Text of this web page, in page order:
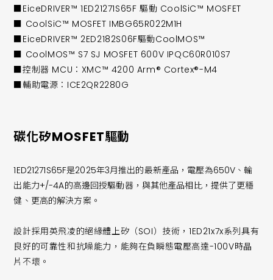
■EiceDRIVER™ 1ED21271S65F 驅動 CoolSiC™ MOSFET
■ CoolSiC™ MOSFET IMBG65R022M1H
■EiceDRIVER™ 2ED2182S06F驅動CoolMOS™
■ CoolMOS™ S7 SJ MOSFET 600V IPQC60R010S7
■控制器 MCU：XMC™ 4200 Arm® Cortex®-M4
■輔助電源：ICE2QR2280G
碳化矽MOSFET驅動
1ED21271S65F是2025年3月推出的最新產品，電壓為650V、輸
出能力+/-4A的高邊回授驅動器，與其他產品相比，提供了更穩
健、更高的解決方案。
設計採用英飛凌的絕緣體上矽（SOI）技術，1ED21x7x系列具有
良好的可靠性和抗噪能力，能夠在負瞬態電壓高達-100V時晶
片不壞。